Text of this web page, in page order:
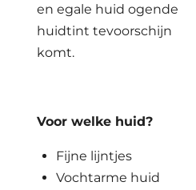
en egale huid ogende
huidtint tevoorschijn
komt.
Voor welke huid?
Fijne lijntjes
Vochtarme huid